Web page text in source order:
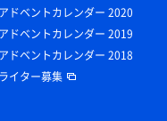
アドベントカレンダー 2020
アドベントカレンダー 2019
アドベントカレンダー 2018
ライター募集